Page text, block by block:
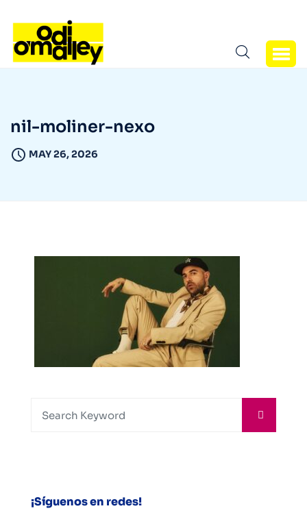
nil-moliner-nexo
MAY 26, 2026
¡Síguenos en redes!